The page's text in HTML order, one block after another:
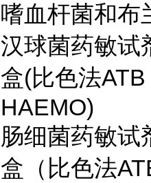
嗜血杆菌和布
汉球菌药敏试
盒(比色法ATB
HAEMO)
肠细菌药敏试
盒（比色法